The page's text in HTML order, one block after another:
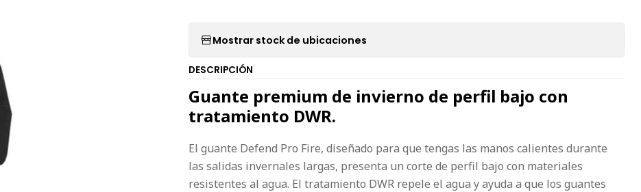
Mostrar stock de ubicaciones
DESCRIPCIÓN
Guante premium de invierno de perfil bajo con
tratamiento DWR.
El guante Defend Pro Fire, diseñado para que tengas las manos calientes durante
las salidas invernales largas, presenta un corte de perfil bajo con materiales
resistentes al agua. El tratamiento DWR repele el agua y ayuda a que los guantes